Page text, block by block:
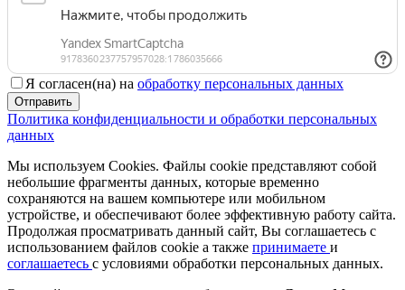
Я согласен(на) на обработку персональных данных
Отправить
Политика конфиденциальности и обработки персональных
данных
Мы используем Cookies. Файлы cookie представляют собой
небольшие фрагменты данных, которые временно
сохраняются на вашем компьютере или мобильном
устройстве, и обеспечивают более эффективную работу сайта.
Продолжая просматривать данный сайт, Вы соглашаетесь с
использованием файлов cookie а также принимаете и
соглашаетесь с условиями обработки персональных данных.